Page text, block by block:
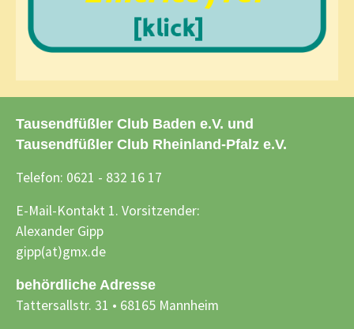
Tausendfüßler Club Baden e.V. und
Tausendfüßler Club Rheinland-Pfalz e.V.
Telefon: 0621 - 832 16 17
E-Mail-Kontakt 1. Vorsitzender:
Alexander Gipp
gipp(at)gmx.de
behördliche Adresse
Tattersallstr. 31 • 68165 Mannheim